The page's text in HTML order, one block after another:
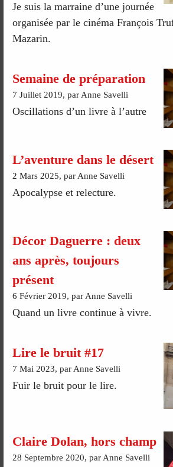
Je suis la marraine d’une journée
organisée par le cinéma François
Mazarin.
Semaine de préparation
7 Juillet 2019, par Anne Savelli
Oscillations d’un livre à l’autre
L’aventure dans le désert
2 Mars 2025, par Anne Savelli
Apocalypse et relecture.
Décor Daguerre : deux
ans après, toujours
présent
6 Février 2019, par Anne Savelli
Quand un livre continue à vivre.
Lire le bruit #17
7 Mai 2023, par Anne Savelli
Fuir le bruit pour le lire.
Claire Dolan, hors champ
28 Septembre 2020, par Anne Savelli